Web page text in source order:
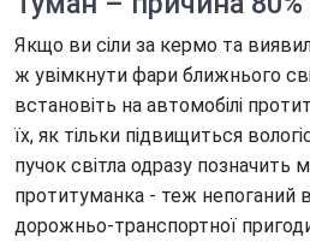
Якщо ви сіли за кермо та
ж увімкнути фари ближнього
встановіть на автомобілі
їх, як тільки підвищиться
пучок світла одразу позначить
протитуманка - теж непоганий
дорожньо-транспортної